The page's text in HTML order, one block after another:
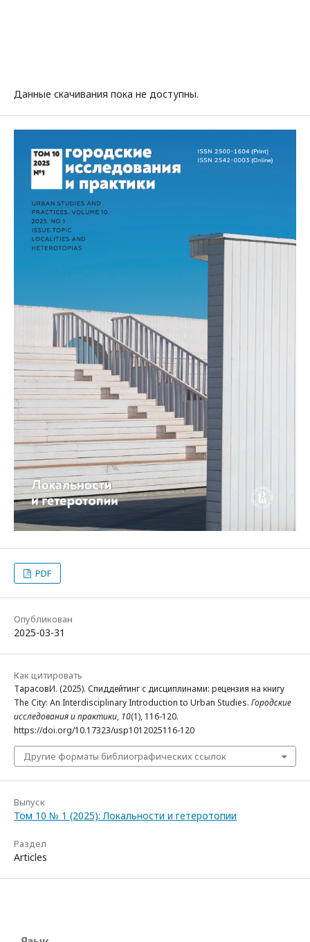
Данные скачивания пока не доступны.
PDF
Опубликован
2025-03-31
Как цитировать
ТарасовИ. (2025). Спиддейтинг с дисциплинами: рецензия на книгу
The City: An Interdisciplinary Introduction to Urban Studies. Городские
исследования и практики, 10(1), 116-120.
https://doi.org/10.17323/usp1012025116-120
Другие форматы библиографических ссылок
Выпуск
Том 10 № 1 (2025): Локальности и гетеротопии
Раздел
Articles